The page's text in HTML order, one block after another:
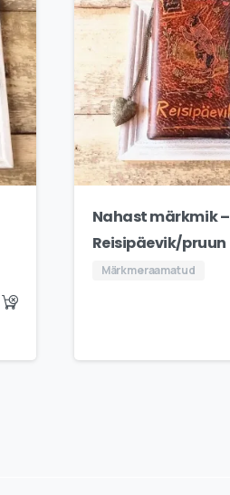
Nahast märkmik –
Reisipäevik/pruun
Märkmeraamatud